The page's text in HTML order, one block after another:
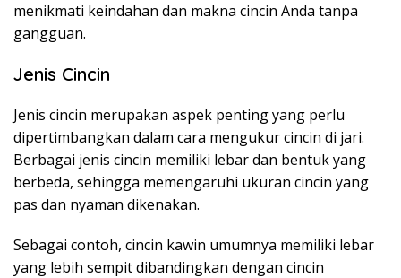
menikmati keindahan dan makna cincin Anda tanpa
gangguan.
Jenis Cincin
Jenis cincin merupakan aspek penting yang perlu
dipertimbangkan dalam cara mengukur cincin di jari.
Berbagai jenis cincin memiliki lebar dan bentuk yang
berbeda, sehingga memengaruhi ukuran cincin yang
pas dan nyaman dikenakan.
Sebagai contoh, cincin kawin umumnya memiliki lebar
yang lebih sempit dibandingkan dengan cincin